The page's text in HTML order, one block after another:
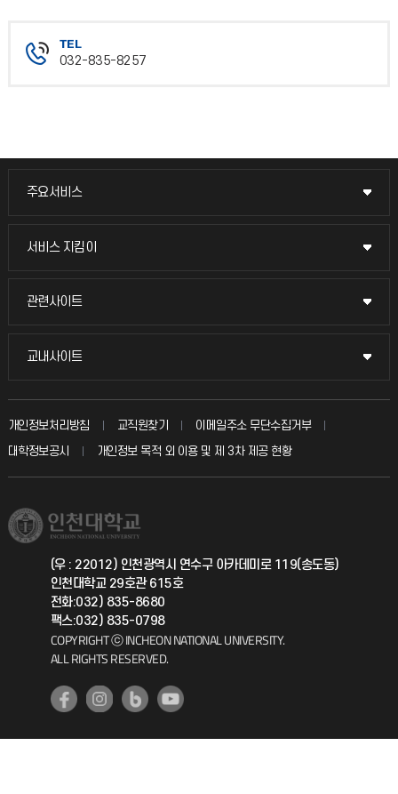
TEL
032-835-8257
주요서비스
주요서비스
교무회의방송
입학안내
취업정보(학생)
서비스 지킴이
서비스 지킴이
묻고 답하기
칭찬마당
학생서비스 지킴이
관련사이트
관련사이트
국방헬프콜
총동문회
교내사이트
교내사이트
교수회
교육혁신본부
국제지원과
공자아카데미
기초교육원
개인정보처리방침 교직원찾기
이메일주소 무단수집거부
대학정보공시
개인정보 목적 외 이용 및 제 3차 제공 현황
(우 : 22012) 인천광역시 연수구 아카데미로 119(송도동)
인천대학교 29호관 615호
전화:032) 835-8680
팩스:032) 835-0798
COPYRIGHT ⓒ INCHEON NATIONAL UNIVERSITY.
ALL RIGHTS RESERVED.